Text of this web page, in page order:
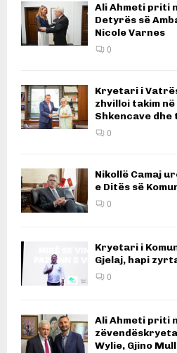
Ali Ahmeti priti
Detyrës së
Nicole Varnes
0
Kryetari i
zhvilloi takim në
Shkencave
0
Nikollë Camaj
e Ditës së
0
Kryetari i
Gjelaj, hapi
0
Ali Ahmeti priti
Wylie, Gjino